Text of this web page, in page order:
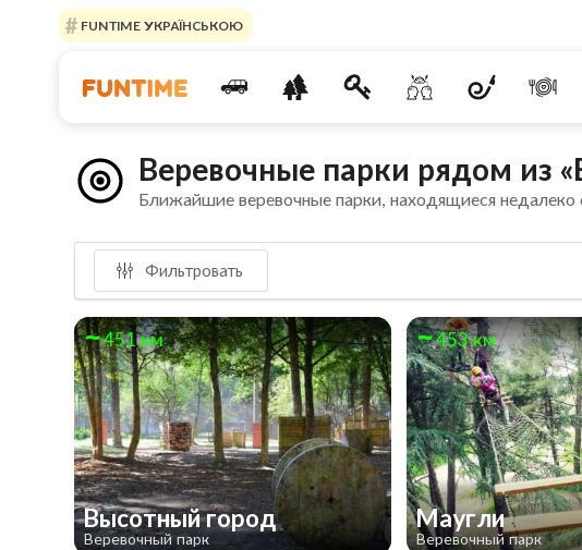
FUNTIME УКРАЇНСЬКОЮ
Веревочные парки рядом из
Ближайшие веревочные парки, находящиеся
Фильтровать
451 км
Высотный город
Веревочный парк
453 км
Маугли
Веревочный парк